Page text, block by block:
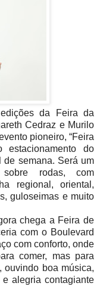
da Feira da
Cedraz e Murilo
pioneiro, “Feira
estacionamento do
de semana. Será um
sobre rodas, com
regional, oriental,
guloseimas e muito
chega a Feira de
com o Boulevard
com conforto, onde
comer, mas para
ouvindo boa música,
alegria contagiante